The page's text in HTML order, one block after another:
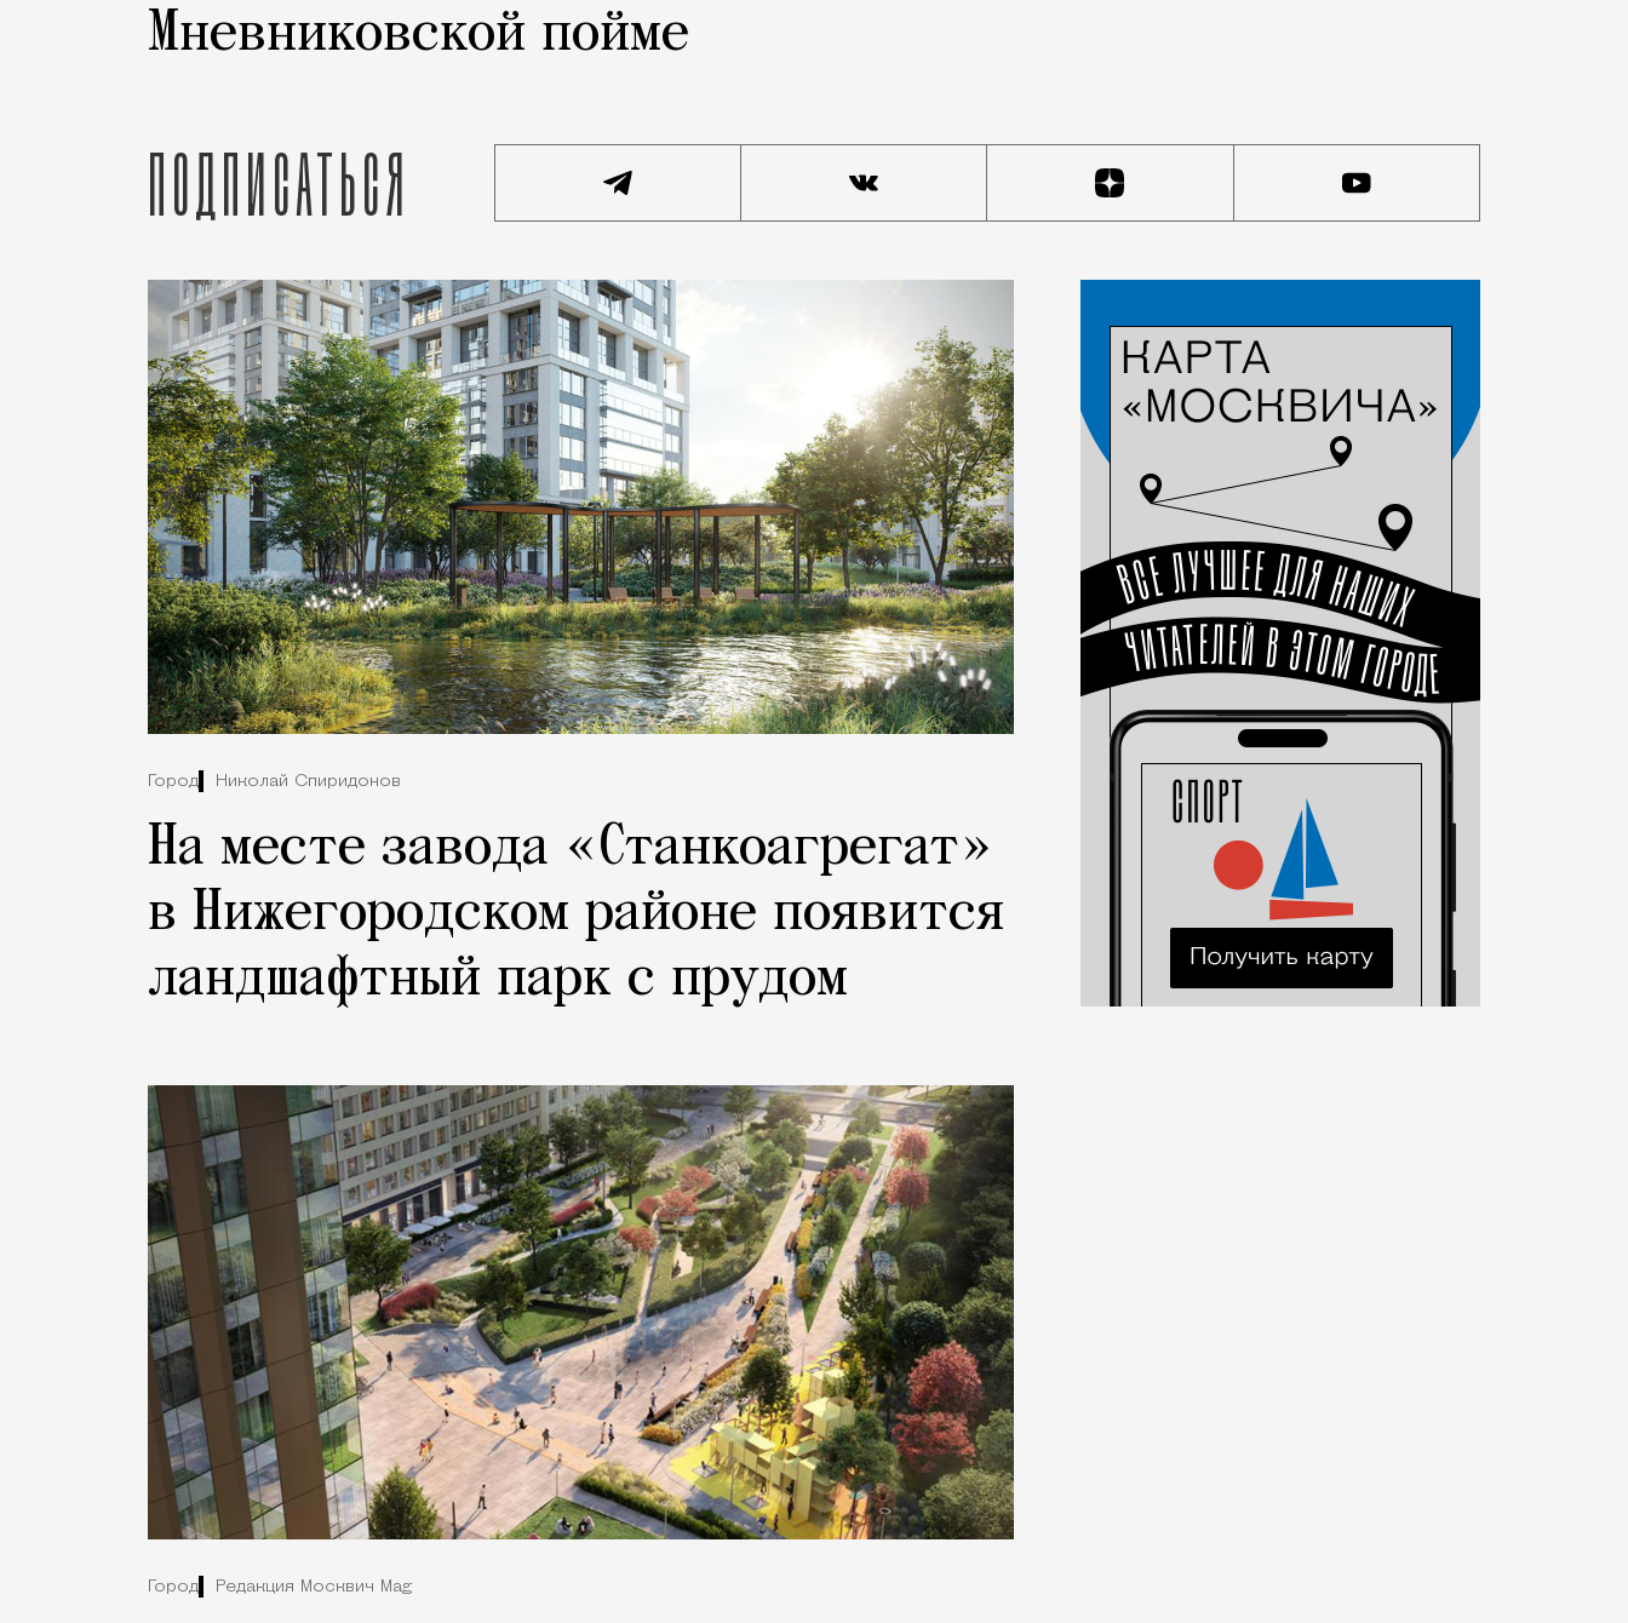
Мневниковской пойме
Подписаться
Город Николай Спиридонов
На месте завода «Станкоагрегат»
в Нижегородском районе появится
ландшафтный парк с прудом
Город Редакция Москвич Mag